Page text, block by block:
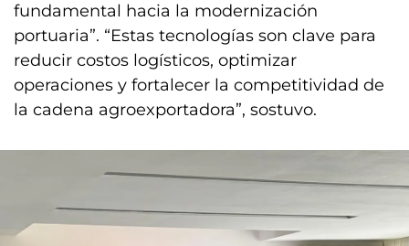
fundamental hacia la modernización
portuaria”. “Estas tecnologías son clave para
reducir costos logísticos, optimizar
operaciones y fortalecer la competitividad de
la cadena agroexportadora”, sostuvo.